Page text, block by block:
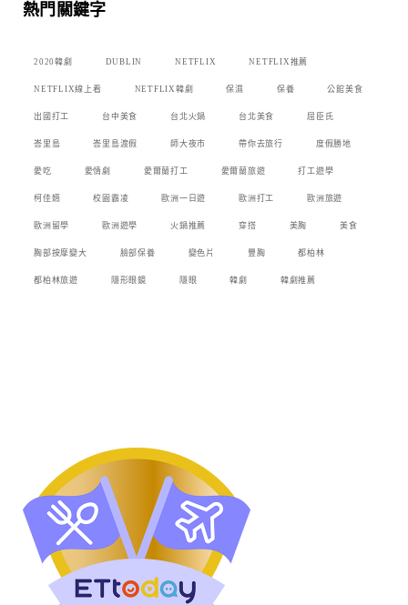
熱門關鍵字
2020韓劇 DUBLIN NETFLIX NETFLIX推薦
NETFLIX線上看 NETFLIX韓劇 保濕 保養 公館美食
出國打工 台中美食 台北火鍋 台北美食 屈臣氏
峇里島 峇里島渡假 師大夜市 帶你去旅行 度假勝地
愛吃 愛情劇 愛爾蘭打工 愛爾蘭旅遊 打工遊學
柯佳嬿 校園霸凌 歐洲一日遊 歐洲打工 歐洲旅遊
歐洲留學 歐洲遊學 火鍋推薦 穿搭 美胸 美食
胸部按摩變大 臉部保養 變色片 豐胸 都柏林
都柏林旅遊 隱形眼鏡 隱眼 韓劇 韓劇推薦